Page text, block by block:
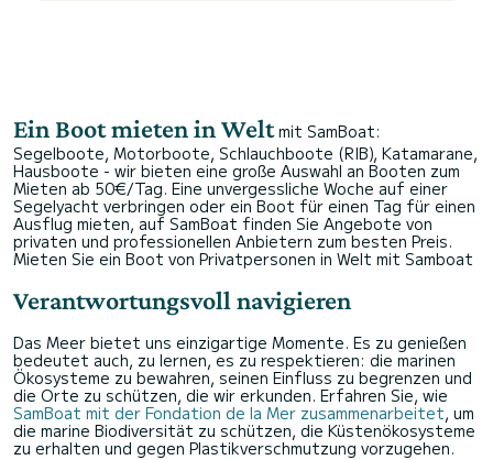
Ein Boot mieten in Welt mit SamBoat:
Segelboote, Motorboote, Schlauchboote (RIB), Katamarane,
Hausboote - wir bieten eine große Auswahl an Booten zum
Mieten ab 50€/Tag. Eine unvergessliche Woche auf einer
Segelyacht verbringen oder ein Boot für einen Tag für einen
Ausflug mieten, auf SamBoat finden Sie Angebote von
privaten und professionellen Anbietern zum besten Preis.
Mieten Sie ein Boot von Privatpersonen in Welt mit Samboat
Verantwortungsvoll navigieren
Das Meer bietet uns einzigartige Momente. Es zu genießen
bedeutet auch, zu lernen, es zu respektieren: die marinen
Ökosysteme zu bewahren, seinen Einfluss zu begrenzen und
die Orte zu schützen, die wir erkunden. Erfahren Sie, wie
SamBoat mit der Fondation de la Mer zusammenarbeitet, um
die marine Biodiversität zu schützen, die Küstenökosysteme
zu erhalten und gegen Plastikverschmutzung vorzugehen.